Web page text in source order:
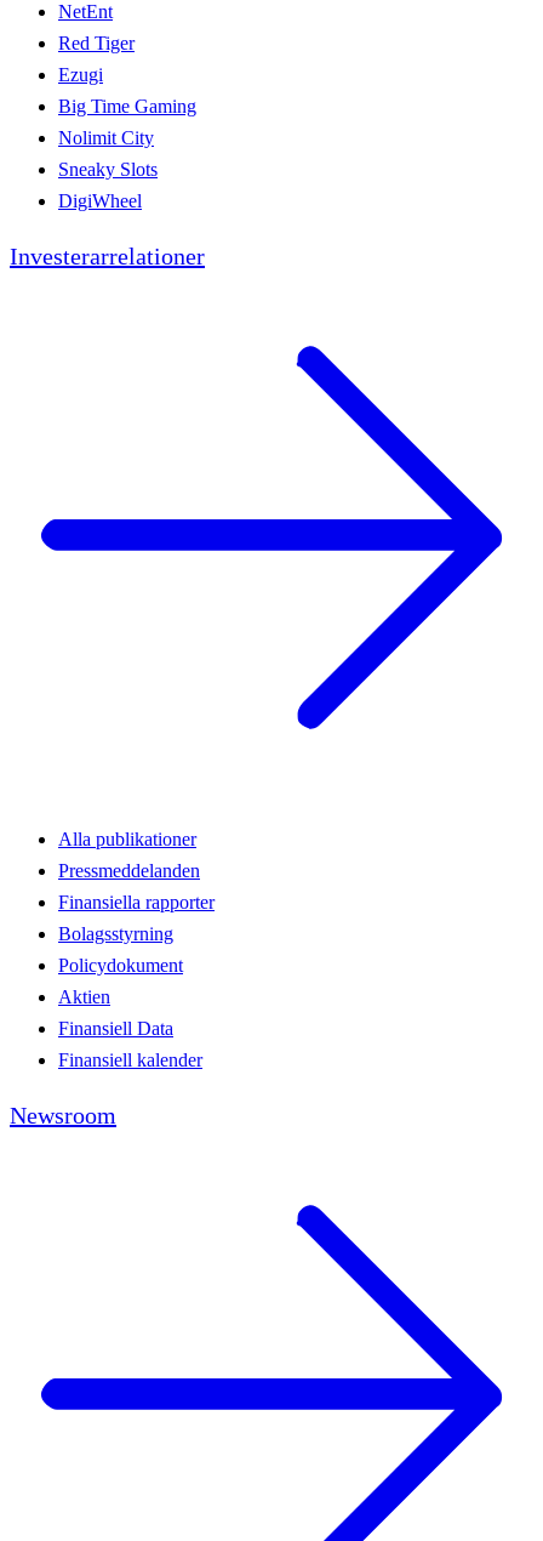
NetEnt
Red Tiger
Ezugi
Big Time Gaming
Nolimit City
Sneaky Slots
DigiWheel
Investerarrelationer
Alla publikationer
Pressmeddelanden
Finansiella rapporter
Bolagsstyrning
Policydokument
Aktien
Finansiell Data
Finansiell kalender
Newsroom